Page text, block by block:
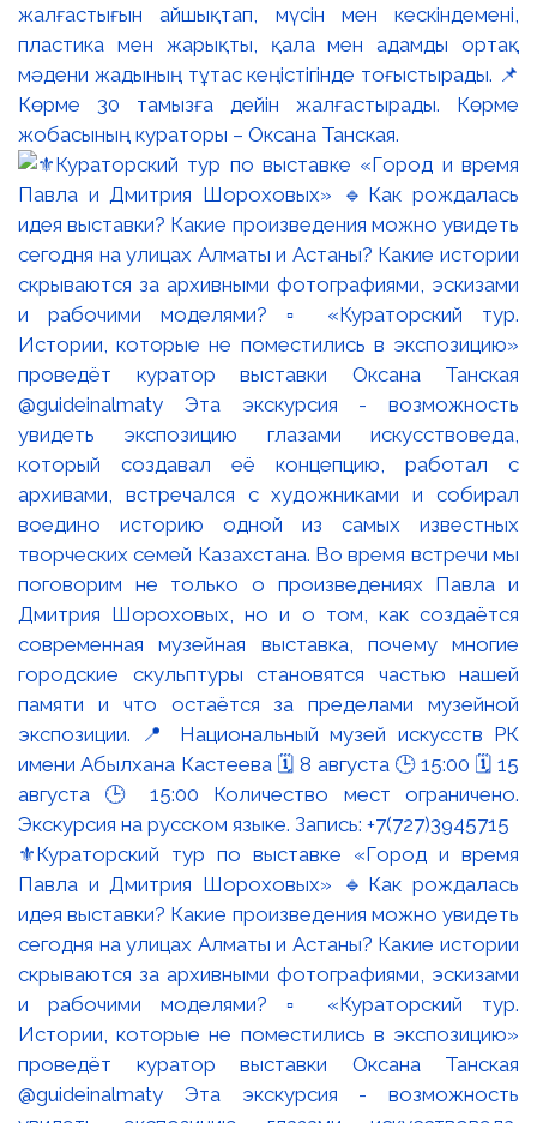
жалғастығын айшықтап, мүсін мен кескіндемені,
пластика мен жарықты, қала мен адамды ортақ
мәдени жадының тұтас кеңістігінде тоғыстырады. 📌
Көрме 30 тамызға дейін жалғастырады. Көрме
жобасының кураторы – Оксана Танская.
⚜️Кураторский тур по выставке «Город и время
Павла и Дмитрия Шороховых» 🔹Как рождалась
идея выставки? Какие произведения можно увидеть
сегодня на улицах Алматы и Астаны? Какие истории
скрываются за архивными фотографиями, эскизами
и рабочими моделями? ▫️ «Кураторский тур.
Истории, которые не поместились в экспозицию»
проведёт куратор выставки Оксана Танская
@guideinalmaty Эта экскурсия - возможность